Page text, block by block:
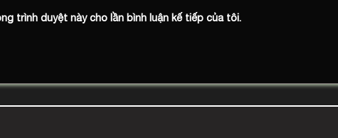
trình duyệt này cho lần bình luận kế tiếp của tôi.